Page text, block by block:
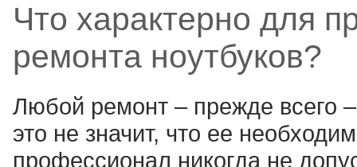
Что характерно для
ремонта ноутбуков?
Любой ремонт – прежде всего
это не значит, что ее
профессионал никогда не